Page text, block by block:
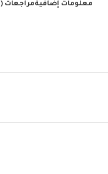
معلومات إضافيةمراجعات (0)